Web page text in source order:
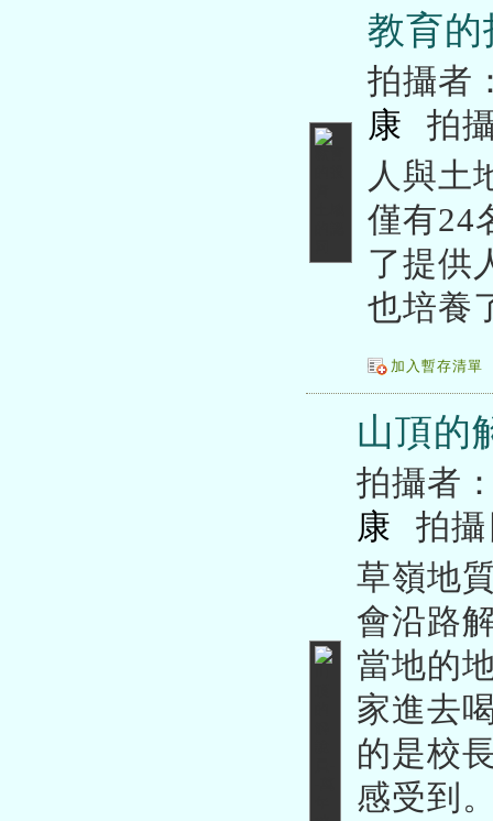
教育
拍攝者
康
拍
人與土
僅有24
了提供
也培養
加入暫存清單
山頂的
拍攝者
康
拍
草嶺地
會沿路
當地的
家進去
的是校
感受到